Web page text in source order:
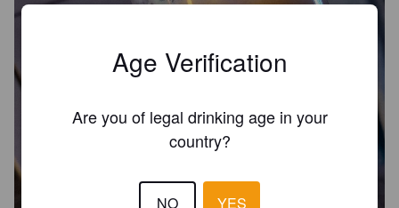
Age Verification
Are you of legal drinking age in your
country?
NO YES